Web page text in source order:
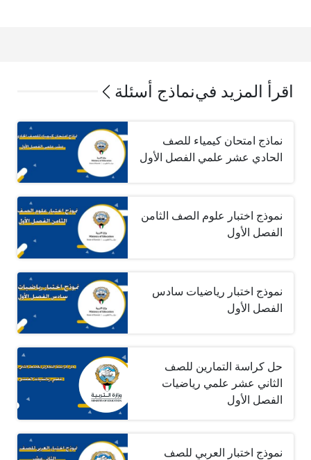
اقرأ المزيد فينماذج أسئلة
نماذج امتحان كيمياء للصف
الحادي عشر علمي الفصل الأول
نموذج اختبار علوم الصف الثامن
الفصل الأول
نموذج اختبار رياضيات سادس
الفصل الأول
حل كراسة التمارين للصف
الثاني عشر علمي رياضيات
الفصل الأول
نموذج اختبار العربي للصف